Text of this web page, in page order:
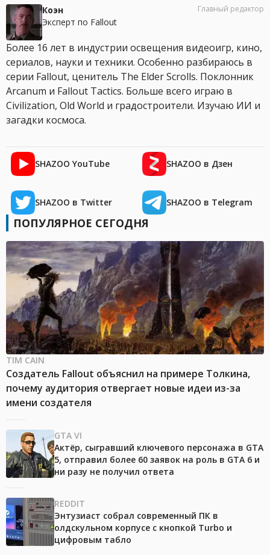
Коэн
Эксперт по Fallout
Главный редактор
Более 16 лет в индустрии освещения видеоигр, кино,
сериалов, науки и техники. Особенно разбираюсь в
серии Fallout, ценитель The Elder Scrolls. Поклонник
Arcanum и Fallout Tactics. Больше всего играю в
Civilization, Old World и градостроители. Изучаю ИИ и
загадки космоса.
SHAZOO YouTube SHAZOO в Дзен
SHAZOO в Twitter SHAZOO в Telegram
ПОПУЛЯРНОЕ СЕГОДНЯ
TIM CAIN
Создатель Fallout объяснил на примере Толкина,
почему аудитория отвергает новые идеи из-за
имени создателя
GTA VI
Актёр, сыгравший ключевого персонажа в GTA
5, отправил более 60 заявок на роль в GTA 6 и
ни разу не получил ответа
REDDIT
Энтузиаст собрал современный ПК в
олдскульном корпусе с кнопкой Turbo и
цифровым табло